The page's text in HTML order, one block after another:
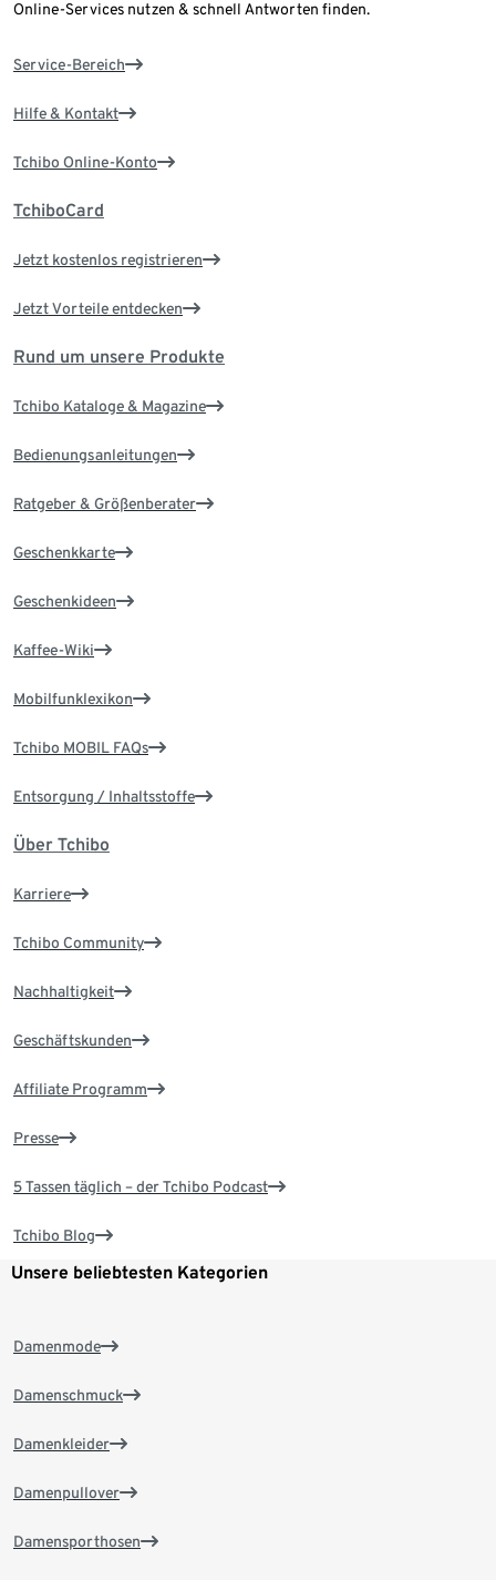
Online-Services nutzen & schnell Antworten finden.
Service-Bereich
Hilfe & Kontakt
Tchibo Online-Konto
TchiboCard
Jetzt kostenlos registrieren
Jetzt Vorteile entdecken
Rund um unsere Produkte
Tchibo Kataloge & Magazine
Bedienungsanleitungen
Ratgeber & Größenberater
Geschenkkarte
Geschenkideen
Kaffee-Wiki
Mobilfunklexikon
Tchibo MOBIL FAQs
Entsorgung / Inhaltsstoffe
Über Tchibo
Karriere
Tchibo Community
Nachhaltigkeit
Geschäftskunden
Affiliate Programm
Presse
5 Tassen täglich – der Tchibo Podcast
Tchibo Blog
Unsere beliebtesten Kategorien
Damenmode
Damenschmuck
Damenkleider
Damenpullover
Damensporthosen